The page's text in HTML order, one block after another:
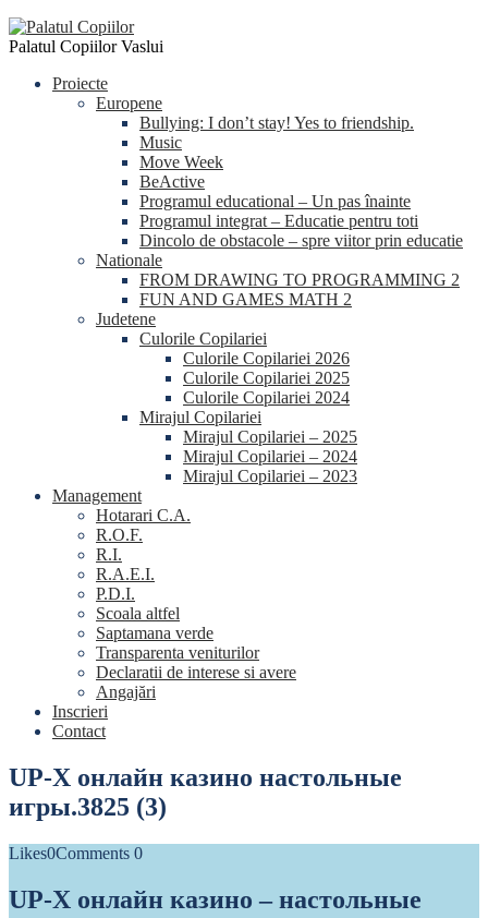
Palatul Copiilor Vaslui
Proiecte
Europene
Bullying: I don’t stay! Yes to friendship.
Music
Move Week
BeActive
Programul educational – Un pas înainte
Programul integrat – Educatie pentru toti
Dincolo de obstacole – spre viitor prin educatie
Nationale
FROM DRAWING TO PROGRAMMING 2
FUN AND GAMES MATH 2
Judetene
Culorile Copilariei
Culorile Copilariei 2026
Culorile Copilariei 2025
Culorile Copilariei 2024
Mirajul Copilariei
Mirajul Copilariei – 2025
Mirajul Copilariei – 2024
Mirajul Copilariei – 2023
Management
Hotarari C.A.
R.O.F.
R.I.
R.A.E.I.
P.D.I.
Scoala altfel
Saptamana verde
Transparenta veniturilor
Declaratii de interese si avere
Angajări
Inscrieri
Contact
UP-X онлайн казино настольные
игры.3825 (3)
Likes0Comments 0
UP-X онлайн казино – настольные